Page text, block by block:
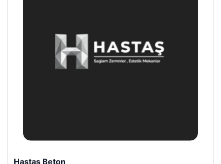
Enes Kaplan Avukatlık Bürosu